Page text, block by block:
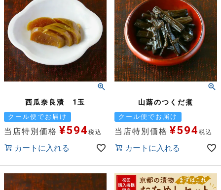
西瓜奈良漬 1玉
クール便でお届け
当店特別価格 ¥594 税込
カートに入れる
山蕗のつくだ煮
クール便でお届け
当店特別価格 ¥594 税込
カートに入れる